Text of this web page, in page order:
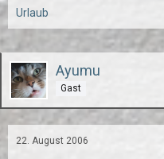
Urlaub
Ayumu
Gast
22. August 2006